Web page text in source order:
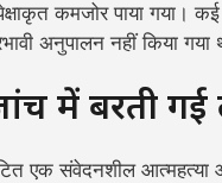
कमजोर पाया गया।
प्रभावी अनुपालन नहीं किया
में बरती गई
एक संवेदनशील